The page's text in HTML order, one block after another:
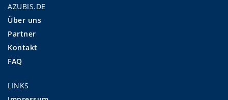
AZUBIS.DE
Über uns
Partner
Kontakt
FAQ
LINKS